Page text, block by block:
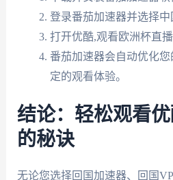
登录番茄加速器并选择中
打开优酷,观看欧洲杯直播
番茄加速器会自动优化
定的观看体验。
结论：轻松观看
的秘诀
无论您选择回国加速器、回国